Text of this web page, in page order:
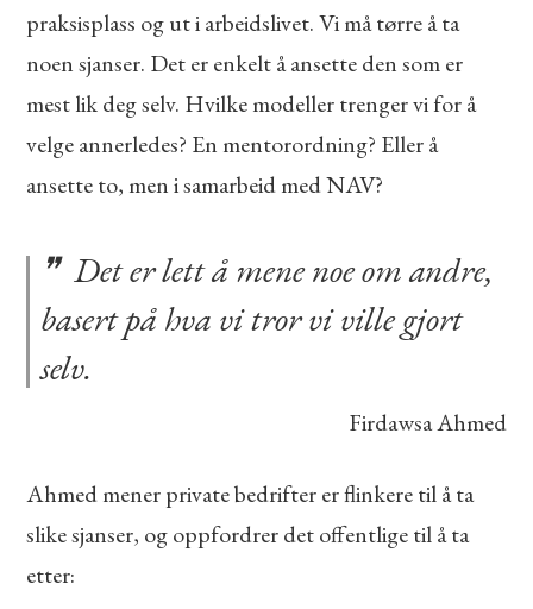
praksisplass og ut i arbeidslivet. Vi må tørre å ta
noen sjanser. Det er enkelt å ansette den som er
mest lik deg selv. Hvilke modeller trenger vi for å
velge annerledes? En mentorordning? Eller å
ansette to, men i samarbeid med NAV?
Det er lett å mene noe om andre,
basert på hva vi tror vi ville gjort
selv.
Firdawsa Ahmed
Ahmed mener private bedrifter er flinkere til å ta
slike sjanser, og oppfordrer det offentlige til å ta
etter: